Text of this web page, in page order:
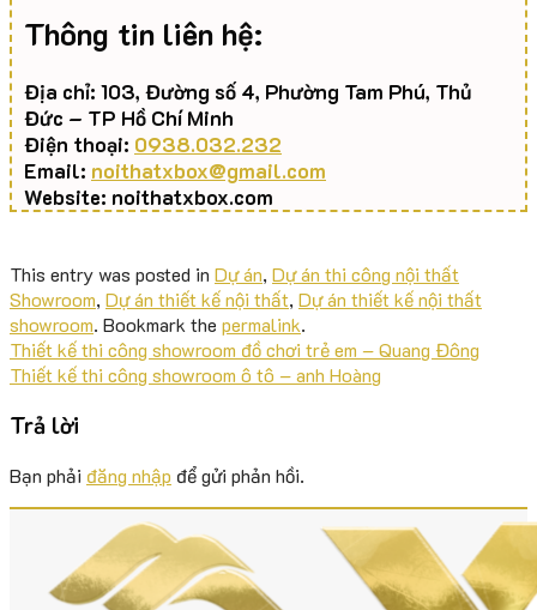
Thông tin liên hệ:
Địa chỉ: 103, Đường số 4, Phường Tam Phú, Thủ
Đức – TP Hồ Chí Minh
Điện thoại: 0938.032.232
Email: noithatxbox@gmail.com
Website: noithatxbox.com
This entry was posted in Dự án, Dự án thi công nội thất
Showroom, Dự án thiết kế nội thất, Dự án thiết kế nội thất
showroom. Bookmark the permalink.
Thiết kế thi công showroom đồ chơi trẻ em – Quang Đông
Thiết kế thi công showroom ô tô – anh Hoàng
Trả lời
Bạn phải đăng nhập để gửi phản hồi.